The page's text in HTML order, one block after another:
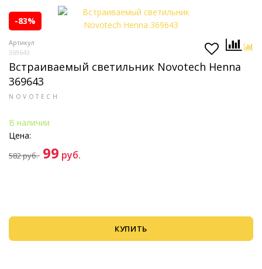
-83%
Артикул
369643
Встраиваемый светильник Novotech Henna
369643
NOVOTECH
В наличии
Цена:
582руб. 99 руб.
КУПИТЬ